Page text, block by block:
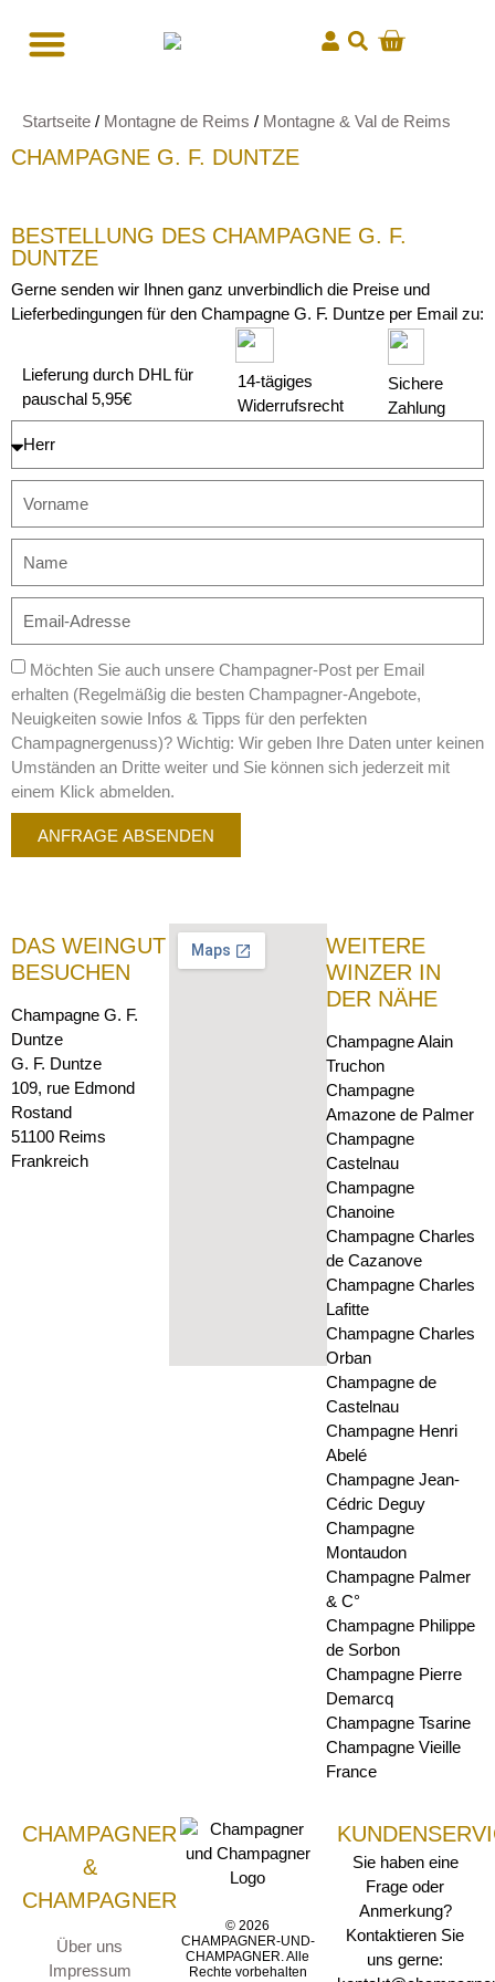
Startseite / Montagne de Reims / Montagne & Val de Reims
CHAMPAGNE G. F. DUNTZE
BESTELLUNG DES CHAMPAGNE G. F.
DUNTZE
Gerne senden wir Ihnen ganz unverbindlich die Preise und
Lieferbedingungen für den Champagne G. F. Duntze per Email zu:
Lieferung durch DHL für
pauschal 5,95€
14-tägiges
Widerrufsrecht
Sichere
Zahlung
Möchten Sie auch unsere Champagner-Post per Email
erhalten (Regelmäßig die besten Champagner-Angebote,
Neuigkeiten sowie Infos & Tipps für den perfekten
Champagnergenuss)? Wichtig: Wir geben Ihre Daten unter keinen
Umständen an Dritte weiter und Sie können sich jederzeit mit
einem Klick abmelden.
ANFRAGE ABSENDEN
DAS WEINGUT
BESUCHEN
Champagne G. F.
Duntze
G. F. Duntze
109, rue Edmond
Rostand
51100 Reims
Frankreich
WEITERE
WINZER IN
DER NÄHE
Champagne Alain
Truchon
Champagne
Amazone de Palmer
Champagne
Castelnau
Champagne
Chanoine
Champagne Charles
de Cazanove
Champagne Charles
Lafitte
Champagne Charles
Orban
Champagne de
Castelnau
Champagne Henri
Abelé
Champagne Jean-
Cédric Deguy
Champagne
Montaudon
Champagne Palmer
& C°
Champagne Philippe
de Sorbon
Champagne Pierre
Demarcq
Champagne Tsarine
Champagne Vieille
France
CHAMPAGNER
&
CHAMPAGNER
Über uns
Impressum
© 2026
CHAMPAGNER-UND-
CHAMPAGNER. Alle
Rechte vorbehalten
Sie haben eine
Frage oder
Anmerkung?
Kontaktieren Sie
uns gerne: